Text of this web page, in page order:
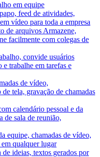
em equipe
feed de atividades,
vídeo para toda a empresa
de arquivos Armazene,
facilmente com colegas de
convide usuários
e trabalhe em tarefas e
de vídeo,
tela, gravação de chamadas
calendário pessoal e da
de sala de reunião,
equipe, chamadas de vídeo,
qualquer lugar
ideias, textos gerados por